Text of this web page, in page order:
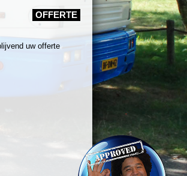
OFFERTE
uw offerte